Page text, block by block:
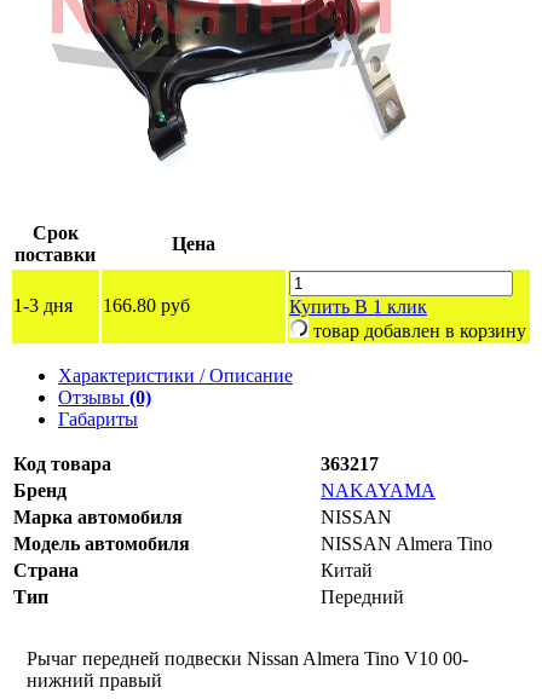
Срок
поставки
Цена
1-3 дня 166.80 руб Купить В 1 клик
товар добавлен в корзину
Характеристики / Описание
Отзывы (0)
Габариты
Код товара
363217
Бренд
NAKAYAMA
Марка автомобиля
NISSAN
Модель автомобиля
NISSAN Almera Tino
Страна
Китай
Тип
Передний
Рычаг передней подвески Nissan Almera Tino V10 00-
нижний правый